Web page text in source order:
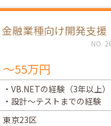
金融業種向け開発支
NO.
～55万円
・VB.NETの経験（3年以上）
・設計～テストまでの経験
東京23区